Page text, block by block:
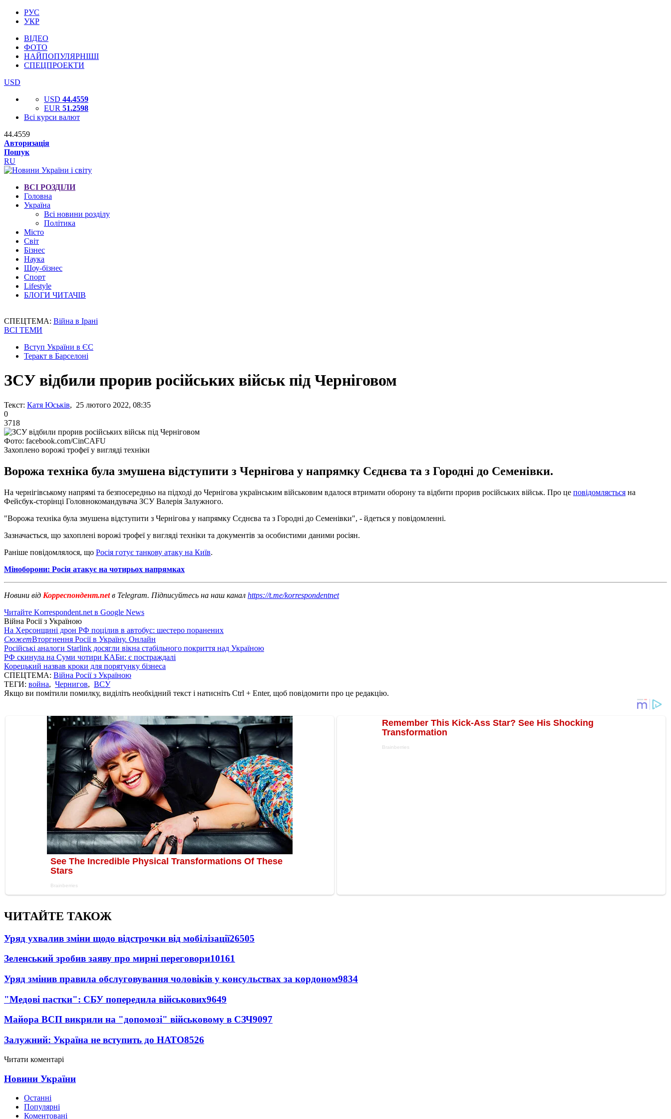
РУС
УКР
ВІДЕО
ФОТО
НАЙПОПУЛЯРНІШІ
СПЕЦПРОЕКТИ
USD
USD 44.4559
EUR 51.2598
Всі курси валют
44.4559
Авторизація
Пошук
RU
ВСІ РОЗДІЛИ
Головна
Україна
Всі новини розділу
Політика
Місто
Світ
Бізнес
Наука
Шоу-бізнес
Спорт
Lifestyle
БЛОГИ ЧИТАЧІВ
СПЕЦТЕМА: Війна в Ірані
ВСІ ТЕМИ
Вступ України в ЄС
Теракт в Барселоні
ЗСУ відбили прорив російських військ під Черніговом
Текст: Катя Юськів, 25 лютого 2022, 08:35
0
3718
Фото: facebook.com/CinCAFU
Захоплено ворожі трофеї у вигляді техніки
Ворожа техніка була змушена відступити з Чернігова у напрямку Сєднєва та з Городні до Семенівки.
На чернігівському напрямі та безпосередньо на підході до Чернігова українським військовим вдалося втримати оборону та відбити прорив російських військ. Про це повідомляється на
Фейсбук-сторінці Головнокомандувача ЗСУ Валерія Залужного.
"Ворожа техніка була змушена відступити з Чернігова у напрямку Сєднєва та з Городні до Семенівки", - йдеться у повідомленні.
Зазначається, що захоплені ворожі трофеї у вигляді техніки та документів за особистими даними росіян.
Раніше повідомлялося, що Росія готує танкову атаку на Київ.
Міноборони: Росія атакує на чотирьох напрямках
Новини від Корреспондент.netв Telegram. Підписуйтесь на наш канал https://t.me/korrespondentnet
Читайте Korrespondent.net в Google News
Війна Росії з Україною
На Херсонщині дрон РФ поцілив в автобус: шестеро поранених
СюжетВторгнення Росії в Україну. Онлайн
Російські аналоги Starlink досягли вікна стабільного покриття над Україною
РФ скинула на Суми чотири КАБи: є постраждалі
Корецький назвав кроки для порятунку бізнеса
СПЕЦТЕМА: Війна Росії з Україною
ТЕГИ: война, Чернигов, ВСУ
Якщо ви помітили помилку, виділіть необхідний текст і натисніть Ctrl + Enter, щоб повідомити про це редакцію.
ЧИТАЙТЕ ТАКОЖ
Уряд ухвалив зміни щодо відстрочки від мобілізації26505
Зеленський зробив заяву про мирні переговори10161
Уряд змінив правила обслуговування чоловіків у консульствах за кордоном9834
"Медові пастки": СБУ попередила військових9649
Майора ВСП викрили на "допомозі" військовому в СЗЧ9097
Залужний: Україна не вступить до НАТО8526
Читати коментарі
Новини України
Останні
Популярні
Коментовані